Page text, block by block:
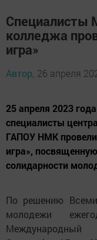
Специалисты
колледжа
игра»
Автор, 26 апреля
25 апреля 2023
специалисты
ГАПОУ НМК провели
игра»,
солидарности
По решению
молодежи
Международный